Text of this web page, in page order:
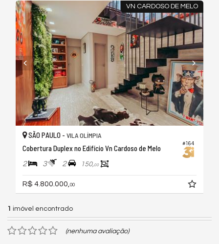
VN CARDOSO DE MELO
#164
SÃO PAULO - VILA OLÍMPIA
Cobertura Duplex no Edifício Vn Cardoso de Melo
2 3 2 150,00
R$ 4.800.000, 00
1 imóvel encontrado
(nenhuma avaliação)